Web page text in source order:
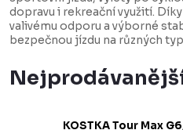
dopravu i rekreační využití.
valivému odporu a výborné
bezpečnou jízdu na různých
KOSTKA Tour Max